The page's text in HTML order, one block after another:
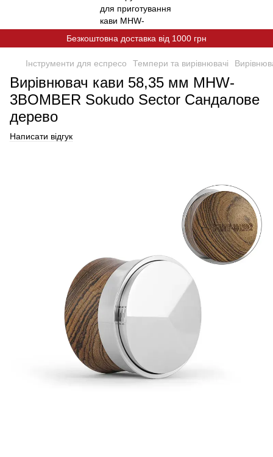
Безкоштовна доставка від 1000 грн
Інструменти для еспресо Темпери та вирівнювачі
Вирівнювач кави 58,35 мм MHW-
3BOMBER Sokudo Sector Сандалове
дерево
Написати відгук